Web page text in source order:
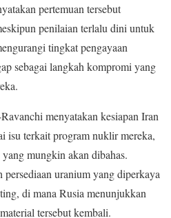
pertemuan tersebut
penilaian terlalu dini untuk
tingkat pengayaan
sebagai langkah kompromi yang
menyatakan kesiapan Iran
isu terkait program nuklir mereka,
mungkin akan dibahas.
uranium yang diperkaya
di mana Rusia menunjukkan
tersebut kembali.